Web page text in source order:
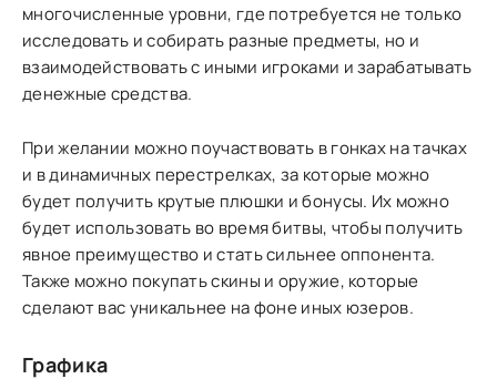
многочисленные уровни, где потребуется не только
исследовать и собирать разные предметы, но и
взаимодействовать с иными игроками и зарабатывать
денежные средства.
При желании можно поучаствовать в гонках на тачках
и в динамичных перестрелках, за которые можно
будет получить крутые плюшки и бонусы. Их можно
будет использовать во время битвы, чтобы получить
явное преимущество и стать сильнее оппонента.
Также можно покупать скины и оружие, которые
сделают вас уникальнее на фоне иных юзеров.
Графика